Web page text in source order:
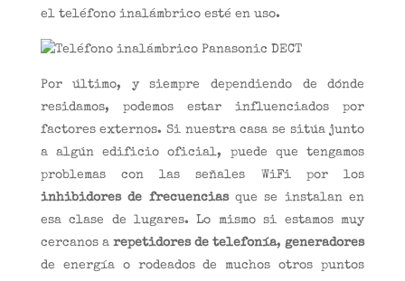
el teléfono inalámbrico esté en uso.
Por último, y siempre dependiendo de dónde
residamos, podemos estar influenciados por
factores externos. Si nuestra casa se sitúa junto
a algún edificio oficial, puede que tengamos
problemas con las señales WiFi por los
inhibidores de frecuenciasque se instalan en
esa clase de lugares. Lo mismo si estamos muy
cercanos a repetidores de telefonía,generadores
de energía o rodeados de muchos otros puntos